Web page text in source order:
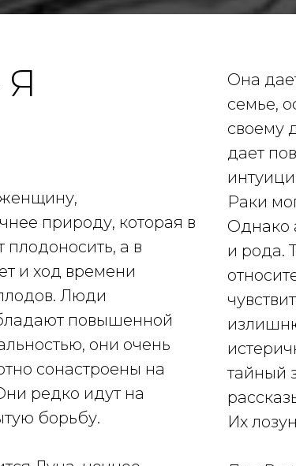
Я
природу, которая в
а в
и ход времени
Люди
повышенной
они очень
сонастроены на
редко идут на
борьбу.
Она
семье,
своему
дает
Раки
Однако
и рода.
тайный
Их